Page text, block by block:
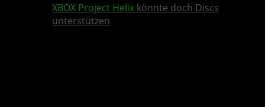
XBOX Project Helix könnte doch Discs
unterstützen